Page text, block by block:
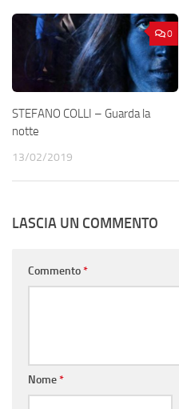
0
STEFANO COLLI – Guarda la
notte
13/02/2019
LASCIA UN COMMENTO
Commento*
Nome*